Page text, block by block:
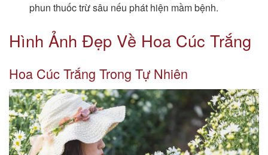
phun thuốc trừ sâu nếu phát hiện mầm bệnh.
Hình Ảnh Đẹp Về Hoa Cúc Trắng
Hoa Cúc Trắng Trong Tự Nhiên